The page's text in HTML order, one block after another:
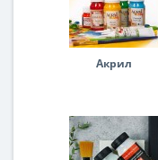
Акрил